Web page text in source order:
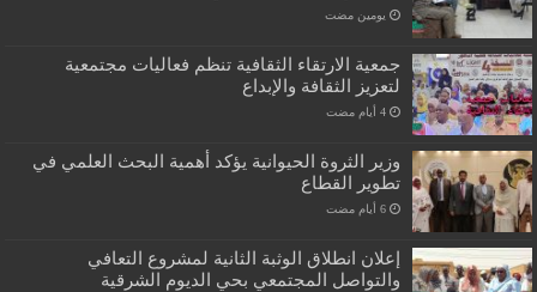
‏يومين مضت
جمعية الارتقاء الثقافية تنظم فعاليات مجتمعية
لتعزيز الثقافة والإبداع
‏4 أيام مضت
وزير الثروة الحيوانية يؤكد أهمية البحث العلمي في
تطوير القطاع
‏6 أيام مضت
إعلان انطلاق الوثبة الثانية لمشروع التعافي
والتواصل المجتمعي بحي الديوم الشرقية